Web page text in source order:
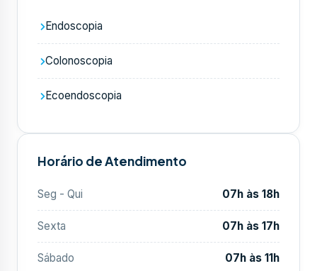
Endoscopia
Colonoscopia
Ecoendoscopia
Horário de Atendimento
Seg - Qui 07h às 18h
Sexta 07h às 17h
Sábado 07h às 11h